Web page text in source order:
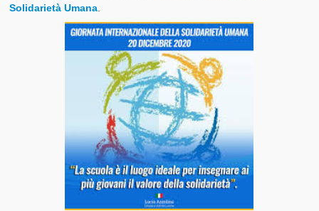
Solidarietà Umana